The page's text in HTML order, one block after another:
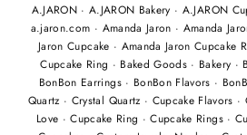
A.JARON ·A.JARON Bakery · A.JARON
a.jaron.com · Amanda Jaron · Amanda
Jaron Cupcake · Amanda Jaron Cupcake
Cupcake Ring · Baked Goods · Bakery ·
BonBon Earrings · BonBon Flavors ·
Quartz · Crystal Quartz · Cupcake Flavors ·
Love ·Cupcake Ring ·Cupcake Rings ·